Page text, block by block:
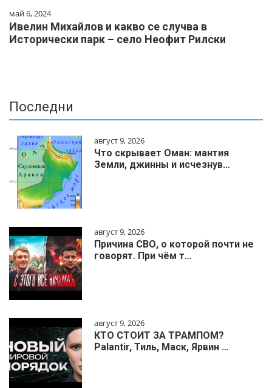
май 6, 2024
Ивелин Михайлов и какво се случва в
Исторически парк – село Неофит Рилски
Последни
август 9, 2026
Что скрывает Оман: мантия
Земли, джинны и исчезнув…
август 9, 2026
Причина СВО, о которой почти не
говорят. При чём т…
август 9, 2026
КТО СТОИТ ЗА ТРАМПОМ?
Palantir, Тиль, Маск, Ярвин …